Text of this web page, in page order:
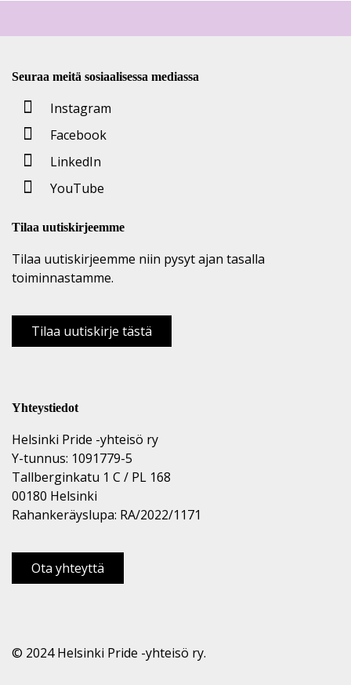
Seuraa meitä sosiaalisessa mediassa
Instagram
Facebook
LinkedIn
YouTube
Tilaa uutiskirjeemme
Tilaa uutiskirjeemme niin pysyt ajan tasalla
toiminnastamme.
Tilaa uutiskirje tästä
Yhteystiedot
Helsinki Pride -yhteisö ry
Y-tunnus: 1091779-5
Tallberginkatu 1 C / PL 168
00180 Helsinki
Rahankeräyslupa: RA/2022/1171
Ota yhteyttä
© 2024 Helsinki Pride -yhteisö ry.